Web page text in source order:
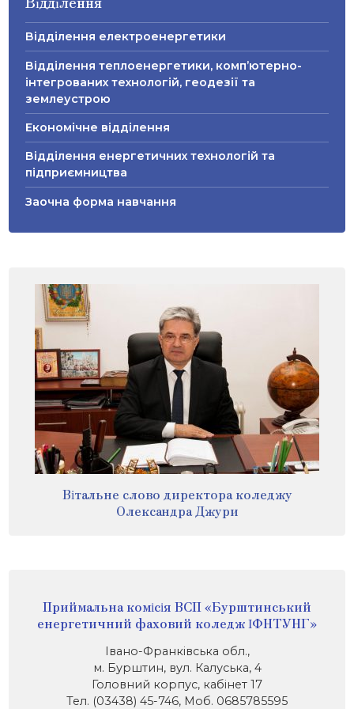
Відділення електроенергетики
Відділення теплоенергетики, комп’ютерно-
інтегрованих технологій, геодезії та
землеустрою
Економічне відділення
Відділення енергетичних технологій та
підприємництва
Заочна форма навчання
Вітальне слово директора коледжу
Олександра Джури
Приймальна комісія ВСП «Бурштинський
енергетичний фаховий коледж ІФНТУНГ»
Івано-Франківська обл.,
м. Бурштин, вул. Калуська, 4
Головний корпус, кабінет 17
Тел. (03438) 45-746, Моб. 0685785595